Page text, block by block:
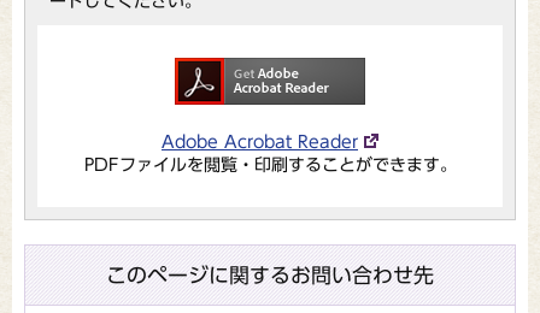
Adobe Acrobat Reader
PDFファイルを閲覧・印刷することができます。
このページに関するお問い合わせ先